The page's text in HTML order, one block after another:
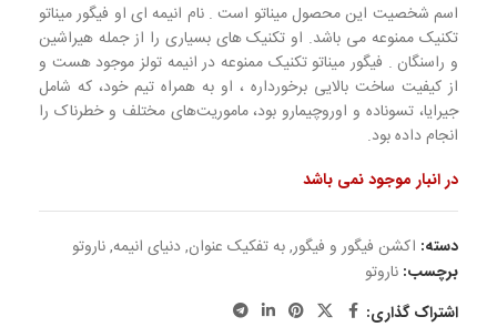
اسم شخصیت این محصول میناتو است . نام انیمه ای او فیگور میناتو
تکنیک ممنوعه می باشد. او تکنیک های بسیاری را از جمله هیراشین
و راسنگان . فیگور میناتو تکنیک ممنوعه در انیمه تولز موجود هست و
از کیفیت ساخت بالایی برخورداره ، او به همراه تیم خود، که شامل
جیرایا، تسوناده و اوروچیمارو بود، ماموریت‌های مختلف و خطرناک را
انجام داده بود.
در انبار موجود نمی باشد
دسته: اکشن فیگور و فیگور,به تفکیک عنوان,دنیای انیمه,ناروتو
برچسب: ناروتو
اشتراک گذاری: